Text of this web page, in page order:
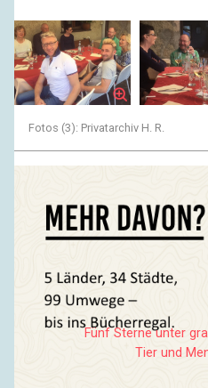
Fotos (3): Privatarchiv H. R.
entspannt in legerer Kleidung
Touristen zu sein, was man
weder Wanderschuhe von
Wolfskin trugen noch
bestellten.
Fünf Sterne unter
Tier und